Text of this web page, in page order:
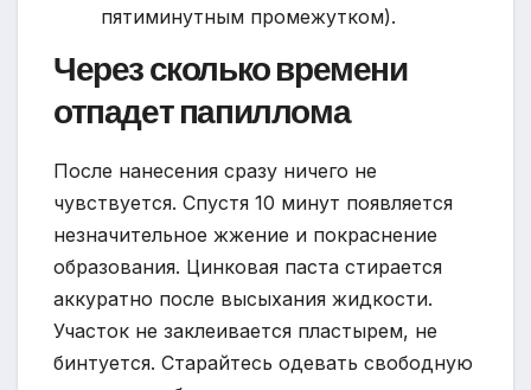
пятиминутным промежутком).
Через сколько времени
отпадет папиллома
После нанесения сразу ничего не
чувствуется. Спустя 10 минут появляется
незначительное жжение и покраснение
образования. Цинковая паста стирается
аккуратно после высыхания жидкости.
Участок не заклеивается пластырем, не
бинтуется. Старайтесь одевать свободную